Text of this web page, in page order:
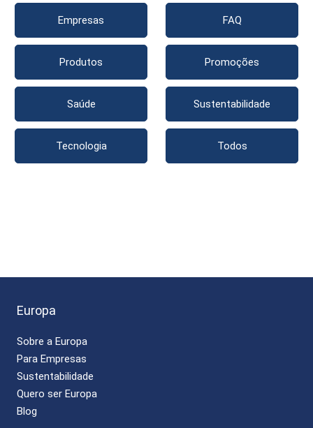
Empresas FAQ
Produtos Promoções
Saúde Sustentabilidade
Tecnologia Todos
Europa
Sobre a Europa
Para Empresas
Sustentabilidade
Quero ser Europa
Blog